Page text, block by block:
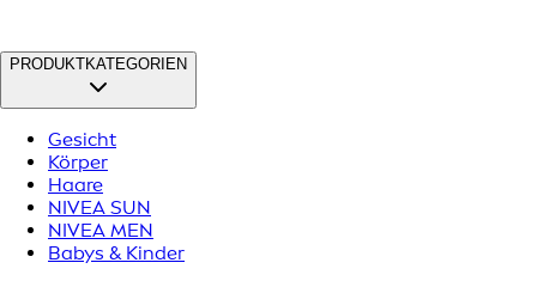
PRODUKTKATEGORIEN
Gesicht
Körper
Haare
NIVEA SUN
NIVEA MEN
Babys & Kinder